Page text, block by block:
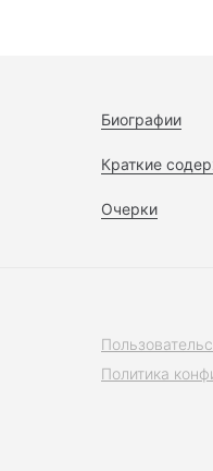
Биографии
Краткие
Очерки
Политика